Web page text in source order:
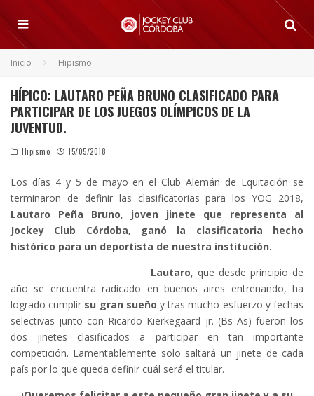
Inicio Hipismo
HÍPICO: LAUTARO PEÑA BRUNO CLASIFICADO PARA
PARTICIPAR DE LOS JUEGOS OLÍMPICOS DE LA
JUVENTUD.
Hipismo 15/05/2018
Los días 4 y 5 de mayo en el Club Alemán de Equitación se
terminaron de definir las clasificatorias para los YOG 2018,
Lautaro Peña Bruno, joven jinete que representa al
Jockey Club Córdoba, ganó la clasificatoria hecho
histórico para un deportista de nuestra institución.
Lautaro, que desde principio de
año se encuentra radicado en buenos aires entrenando, ha
logrado cumplir su gran sueño y tras mucho esfuerzo y fechas
selectivas junto con Ricardo Kierkegaard jr. (Bs As) fueron los
dos jinetes clasificados a participar en tan importante
competición. Lamentablemente solo saltará un jinete de cada
país por lo que queda definir cuál será el titular.